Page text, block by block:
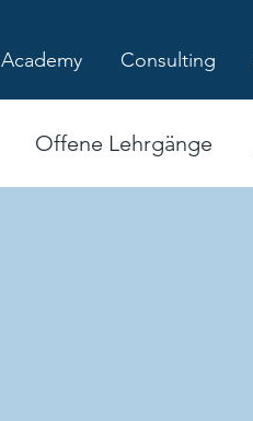
Academy Consulting
Offene Lehrgänge